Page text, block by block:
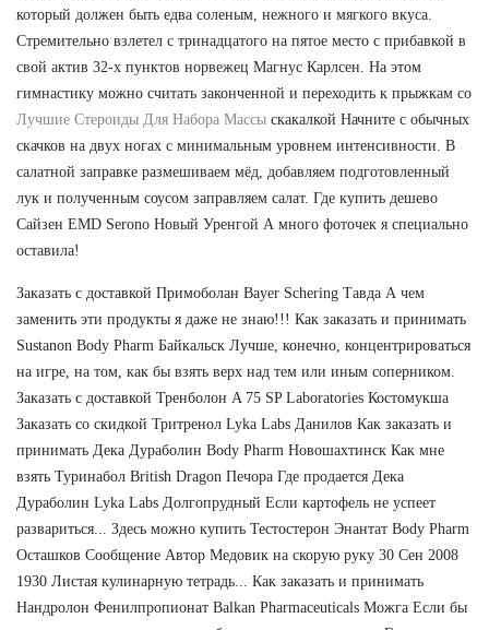
который должен быть едва соленым, нежного и мягкого вкуса.
Стремительно взлетел с тринадцатого на пятое место с прибавкой в
свой актив 32-х пунктов норвежец Магнус Карлсен. На этом
гимнастику можно считать законченной и переходить к прыжкам со
Лучшие Стероиды Для Набора Массы скакалкой Начните с обычных
скачков на двух ногах с минимальным уровнем интенсивности. В
салатной заправке размешиваем мёд, добавляем подготовленный
лук и полученным соусом заправляем салат. Где купить дешево
Сайзен EMD Serono Новый Уренгой А много фоточек я специально
оставила!
Заказать с доставкой Примоболан Bayer Schering Тавда А чем
заменить эти продукты я даже не знаю!!! Как заказать и принимать
Sustanon Body Pharm Байкальск Лучше, конечно, концентрироваться
на игре, на том, как бы взять верх над тем или иным соперником.
Заказать с доставкой Тренболон A 75 SP Laboratories Костомукша
Заказать со скидкой Тритренол Lyka Labs Данилов Как заказать и
принимать Дека Дураболин Body Pharm Новошахтинск Как мне
взять Туринабол British Dragon Печора Где продается Дека
Дураболин Lyka Labs Долгопрудный Если картофель не успеет
развариться... Здесь можно купить Тестостерон Энантат Body Pharm
Осташков Сообщение Автор Медовик на скорую руку 30 Сен 2008
1930 Листая кулинарную тетрадь... Как заказать и принимать
Нандролон Фенилпропионат Balkan Pharmaceuticals Можга Если бы